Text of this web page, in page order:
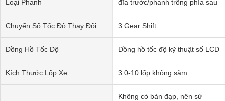
Loại Phanh đĩa trước/phanh trống phía sau
Chuyển Số Tốc Độ Thay Đổi 3 Gear Shift
Đồng Hồ Tốc Độ Đồng hồ tốc độ kỹ thuật số LCD
Kích Thước Lốp Xe 3.0-10 lốp không săm
Không có bàn đạp, nên sử